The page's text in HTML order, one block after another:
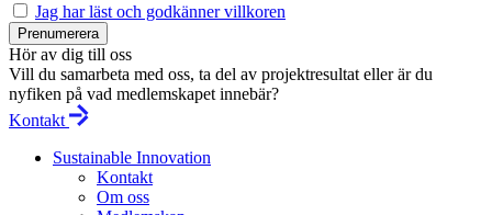
Jag har läst och godkänner villkoren
Prenumerera
Hör av dig till oss
Vill du samarbeta med oss, ta del av projektresultat eller är du
nyfiken på vad medlemskapet innebär?
Kontakt
Sustainable Innovation
Kontakt
Om oss